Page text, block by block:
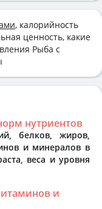
, калорийность
ценность, какие
Рыба с
нутриентов
белков, жиров,
и минералов в
веса и уровня
и